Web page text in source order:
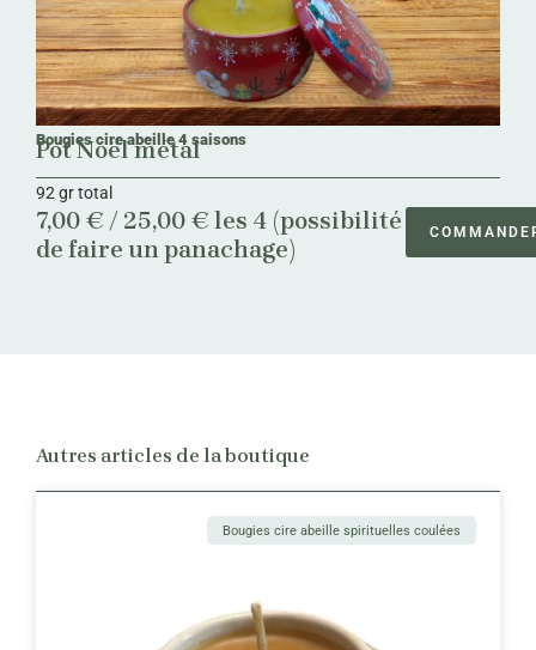
Bougies cire abeille 4 saisons
Pot Noël métal
92 gr total
7,00 € / 25,00 € les 4 (possibilité
de faire un panachage)
Autres articles de la boutique
Bougies cire abeille spirituelles coulées